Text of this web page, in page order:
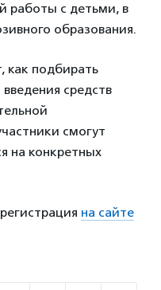
работы с детьми, в
образования.
как подбирать
средств
смогут
на конкретных
на сайте